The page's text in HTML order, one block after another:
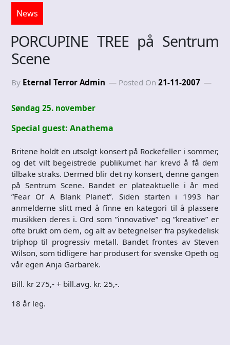
News
PORCUPINE TREE på Sentrum
Scene
By Eternal Terror Admin Posted On 21-11-2007
Søndag 25. november
Special guest: Anathema
Britene holdt en utsolgt konsert på Rockefeller i sommer,
og det vilt begeistrede publikumet har krevd å få dem
tilbake straks. Dermed blir det ny konsert, denne gangen
på Sentrum Scene. Bandet er plateaktuelle i år med
”Fear Of A Blank Planet”. Siden starten i 1993 har
anmelderne slitt med å finne en kategori til å plassere
musikken deres i. Ord som ”innovative” og ”kreative” er
ofte brukt om dem, og alt av betegnelser fra psykedelisk
triphop til progressiv metall. Bandet frontes av Steven
Wilson, som tidligere har produsert for svenske Opeth og
vår egen Anja Garbarek.
Bill. kr 275,- + bill.avg. kr. 25,-.
18 år leg.